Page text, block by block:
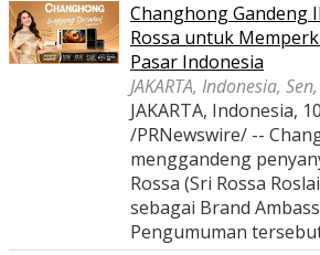
Changhong Gandeng
Rossa untuk
Pasar Indonesia
JAKARTA, Indonesia,
JAKARTA, Indonesia,
/PRNewswire/ --
menggandeng
Rossa (Sri Rossa
sebagai Brand
Pengumuman